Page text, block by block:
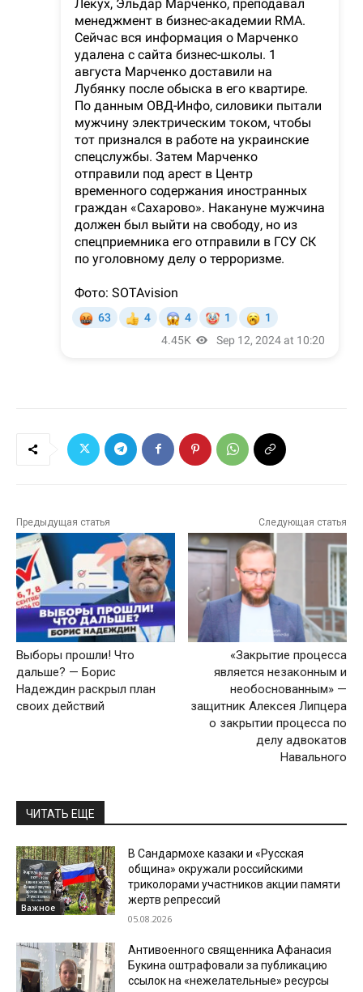
Предыдущая статья
Выборы прошли! Что
дальше? — Борис
Надеждин раскрыл план
своих действий
Следующая статья
«Закрытие процесса
является незаконным и
необоснованным» —
защитник Алексея Липцера
о закрытии процесса по
делу адвокатов
Навального
ЧИТАТЬ ЕЩЕ
Важное
В Сандармохе казаки и «Русская
община» окружали российскими
триколорами участников акции памяти
жертв репрессий
05.08.2026
Антивоенного священника Афанасия
Букина оштрафовали за публикацию
ссылок на «нежелательные» ресурсы